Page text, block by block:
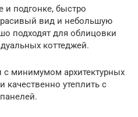
и подгонке, быстро
вид и небольшую
подходят для облицовки
коттеджей.
минимумом архитектурных
утеплить с